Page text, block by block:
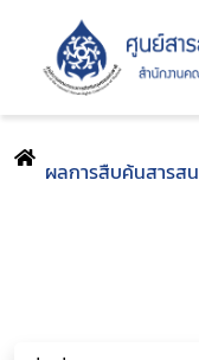
ผลการสืบค้นสารส